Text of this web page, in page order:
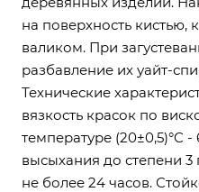
на поверхность кистью,
валиком. При
разбавление их уайт-
Технические
вязкость красок по
температуре (20±0,5)°C
высыхания до степени 3
не более 24 часов.